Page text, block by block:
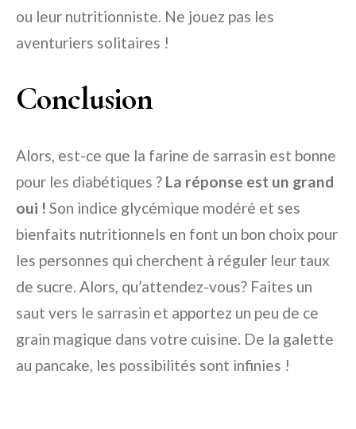
ou leur nutritionniste. Ne jouez pas les
aventuriers solitaires !
Conclusion
Alors, est-ce que la farine de sarrasin est bonne
pour les diabétiques ? La réponse est un grand
oui ! Son indice glycémique modéré et ses
bienfaits nutritionnels en font un bon choix pour
les personnes qui cherchent à réguler leur taux
de sucre. Alors, qu’attendez-vous? Faites un
saut vers le sarrasin et apportez un peu de ce
grain magique dans votre cuisine. De la galette
au pancake, les possibilités sont infinies !